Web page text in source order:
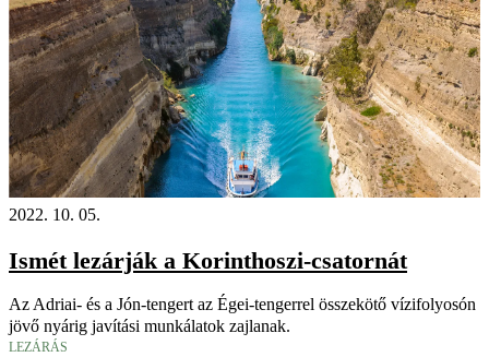
2022. 10. 05.
Ismét lezárják a Korinthoszi-csatornát
Az Adriai- és a Jón-tengert az Égei-tengerrel összekötő vízifolyosón
jövő nyárig javítási munkálatok zajlanak.
LEZÁRÁS